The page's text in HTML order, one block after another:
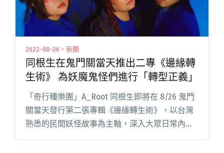
2022-08-26・新聞
同根生在鬼門關當天推出二專《邊緣轉
生術》 為妖魔鬼怪們進行「轉型正義」
「奇行種樂團」A_Root 同根生即將在 8/26 鬼門
關當天發行第二張專輯《邊緣轉生術》，以台灣
熟悉的民間妖怪故事為主軸，深入大眾日常內心